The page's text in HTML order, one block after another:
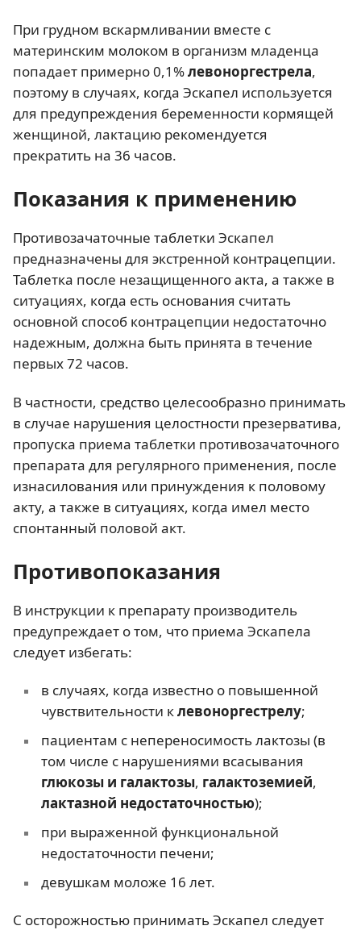
При грудном вскармливании вместе с
материнским молоком в организм младенца
попадает примерно 0,1%левоноргестрела,
поэтому в случаях, когда Эскапел используется
для предупреждения беременности кормящей
женщиной, лактацию рекомендуется
прекратить на 36 часов.
Показания к применению
Противозачаточные таблетки Эскапел
предназначены для экстренной контрацепции.
Таблетка после незащищенного акта, а также в
ситуациях, когда есть основания считать
основной способ контрацепции недостаточно
надежным, должна быть принята в течение
первых 72 часов.
В частности, средство целесообразно принимать
в случае нарушения целостности презерватива,
пропуска приема таблетки противозачаточного
препарата для регулярного применения, после
изнасилования или принуждения к половому
акту, а также в ситуациях, когда имел место
спонтанный половой акт.
Противопоказания
В инструкции к препарату производитель
предупреждает о том, что приема Эскапела
следует избегать:
в случаях, когда известно о повышенной
чувствительности клевоноргестрелу;
пациентам с непереносимость лактозы (в
том числе с нарушениями всасывания
глюкозы и галактозы, галактоземией,
лактазной недостаточностью);
при выраженной функциональной
недостаточности печени;
девушкам моложе 16 лет.
С осторожностью принимать Эскапел следует